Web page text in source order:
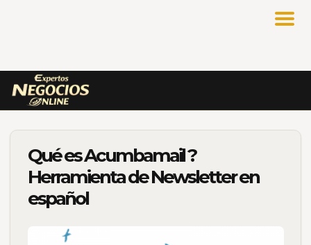
Qué es Acumbamail ?
Herramienta de Newsletter en
español